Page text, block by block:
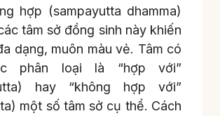
hợp (sampayutta dhamma)
tâm sở đồng sinh này khiến
dạng, muôn màu vẻ. Tâm có
phân loại là “hợp với”
hay “không hợp với”
một số tâm sở cụ thể. Cách